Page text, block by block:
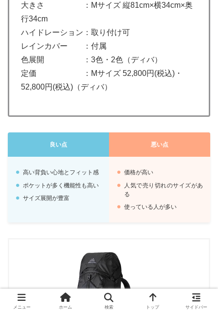
大きさ ：Mサイズ 縦81cm×横34cm×奥
行34cm
ハイドレーション：取り付け可
レインカバー ：付属
色展開 ：3色・2色（ディバ）
定価 ：Mサイズ 52,800円(税込)・
52,800円(税込)（ディバ）
良い点 悪い点
高い背負い心地とフィット感
ポケットが多く機能性も高い
サイズ展開が豊富
価格が高い
人気で売り切れのサイズがあ
る
使っている人が多い
メニュー ホーム 検索 トップ サイドバー